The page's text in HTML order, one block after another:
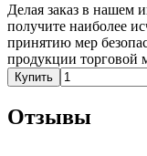
Делая заказ в нашем
получите наиболее
принятию мер
продукции торговой
Купить
Отзывы